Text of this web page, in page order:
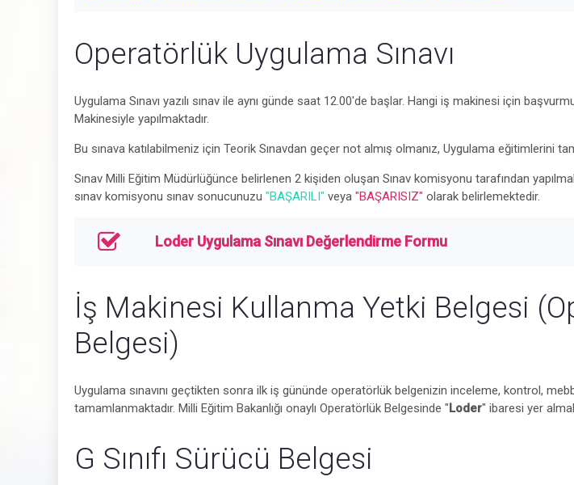
Operatörlük Uygulama Sınavı
Uygulama Sınavı yazılı sınav ile aynı günde saat 12.00'de başlar. Hangi iş makinesi için
Makinesiyle yapılmaktadır.
Bu sınava katılabilmeniz için Teorik Sınavdan geçer not almış olmanız, Uygulama eğitimlerini
Sınav Milli Eğitim Müdürlüğünce belirlenen 2 kişiden oluşan Sınav komisyonu tarafından
sınav komisyonu sınav sonucunuzu "BAŞARILI" veya "BAŞARISIZ" olarak belirlemektedir.
Loder Uygulama Sınavı Değerlendirme Formu
İş Makinesi Kullanma Yetki Belgesi
Belgesi)
Uygulama sınavını geçtikten sonra ilk iş gününde operatörlük belgenizin inceleme, kontrol,
tamamlanmaktadır. Milli Eğitim Bakanlığı onaylı Operatörlük Belgesinde "Loder" ibaresi yer
G Sınıfı Sürücü Belgesi